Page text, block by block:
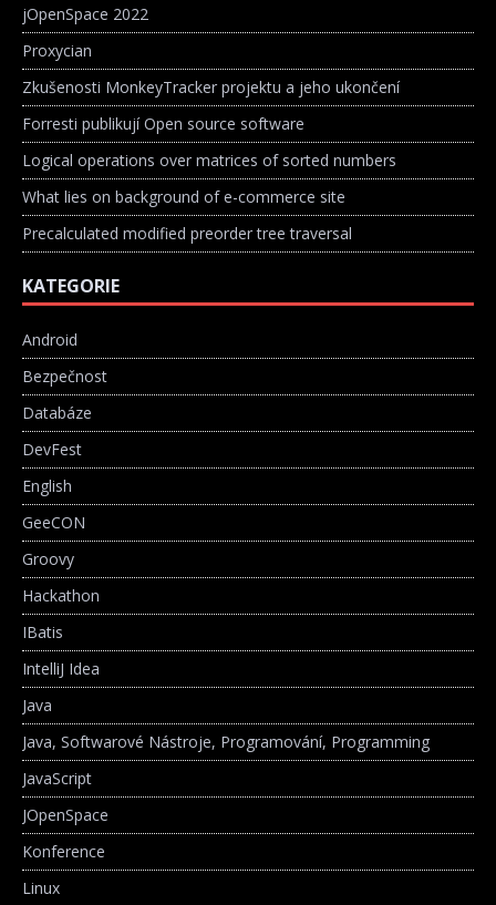
jOpenSpace 2022
Proxycian
Zkušenosti MonkeyTracker projektu a jeho ukončení
Forresti publikují Open source software
Logical operations over matrices of sorted numbers
What lies on background of e-commerce site
Precalculated modified preorder tree traversal
KATEGORIE
Android
Bezpečnost
Databáze
DevFest
English
GeeCON
Groovy
Hackathon
IBatis
IntelliJ Idea
Java
Java, Softwarové Nástroje, Programování, Programming
JavaScript
JOpenSpace
Konference
Linux